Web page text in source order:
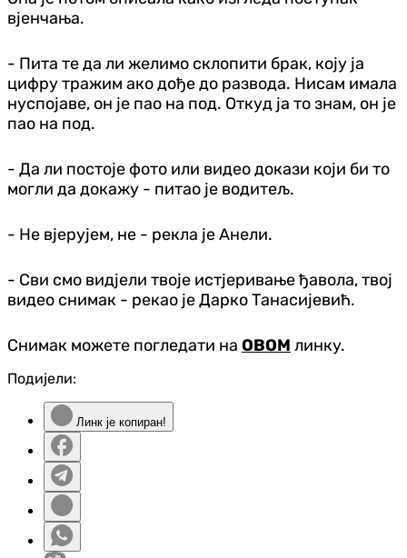
вјенчања.
- Пита те да ли желимо склопити брак, коју ја
цифру тражим ако дође до развода. Нисам имала
нуспојаве, он је пао на под. Откуд ја то знам, он је
пао на под.
- Да ли постоје фото или видео докази који би то
могли да докажу - питао је водитељ.
- Не вјерујем, не - рекла је Анели.
- Сви смо видјели твоје истјеривање ђавола, твој
видео снимак - рекао је Дарко Танасијевић.
Снимак можете погледати на ОВОМ линку.
Подијели:
Линк је копиран!